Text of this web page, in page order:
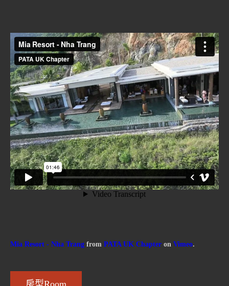
Mia Resort - Nha Trang from PATA UK Chapter on Vimeo.
房型Room